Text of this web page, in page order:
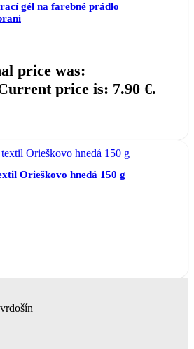
gél na farebné prádlo
price was:
price is: 7.90 €.
Orieškovo hnedá 150 g